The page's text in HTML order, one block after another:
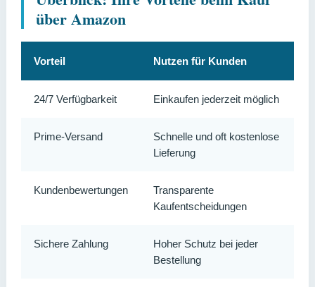
über Amazon
Vorteil Nutzen für Kunden
24/7 Verfügbarkeit Einkaufen jederzeit möglich
Prime-Versand
Schnelle und oft kostenlose
Lieferung
Kundenbewertungen
Transparente
Kaufentscheidungen
Sichere Zahlung
Hoher Schutz bei jeder
Bestellung